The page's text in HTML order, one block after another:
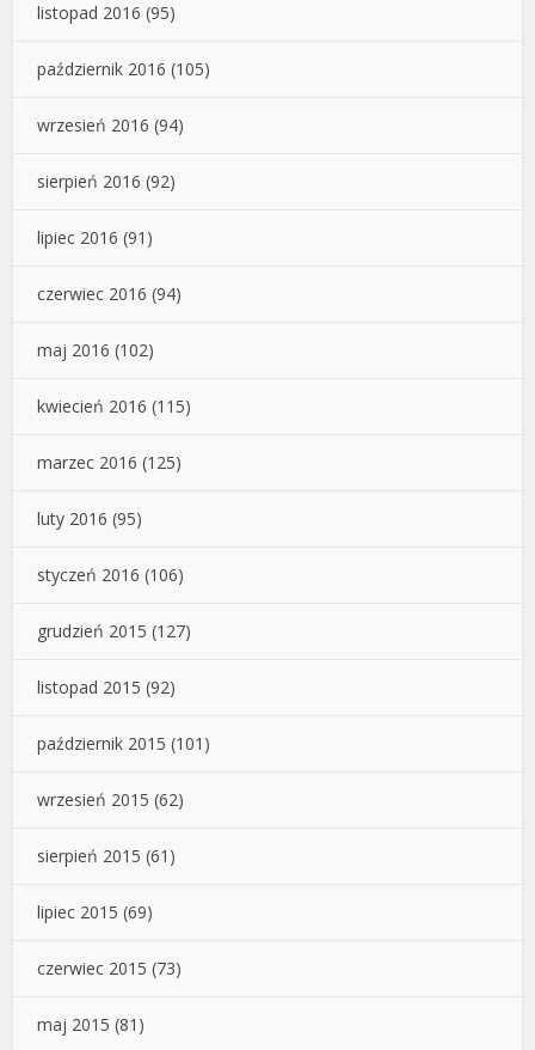
listopad 2016 (95)
październik 2016 (105)
wrzesień 2016 (94)
sierpień 2016 (92)
lipiec 2016 (91)
czerwiec 2016 (94)
maj 2016 (102)
kwiecień 2016 (115)
marzec 2016 (125)
luty 2016 (95)
styczeń 2016 (106)
grudzień 2015 (127)
listopad 2015 (92)
październik 2015 (101)
wrzesień 2015 (62)
sierpień 2015 (61)
lipiec 2015 (69)
czerwiec 2015 (73)
maj 2015 (81)